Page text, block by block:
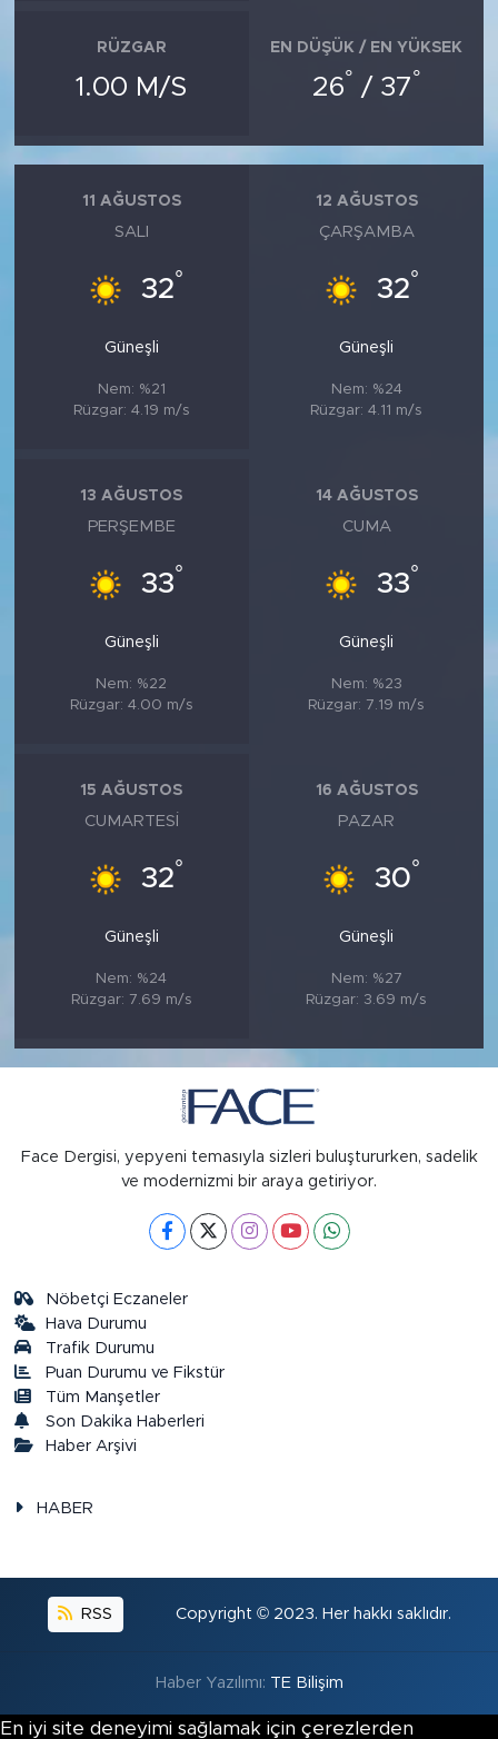
RÜZGAR
1.00 M/S
EN DÜŞÜK / EN YÜKSEK
26° / 37°
11 AĞUSTOS
SALI
32°
Güneşli
Nem: %21
Rüzgar: 4.19 m/s
12 AĞUSTOS
ÇARŞAMBA
32°
Güneşli
Nem: %24
Rüzgar: 4.11 m/s
13 AĞUSTOS
PERŞEMBE
33°
Güneşli
Nem: %22
Rüzgar: 4.00 m/s
14 AĞUSTOS
CUMA
33°
Güneşli
Nem: %23
Rüzgar: 7.19 m/s
15 AĞUSTOS
CUMARTESI
32°
Güneşli
Nem: %24
Rüzgar: 7.69 m/s
16 AĞUSTOS
PAZAR
30°
Güneşli
Nem: %27
Rüzgar: 3.69 m/s
Face Dergisi, yepyeni temasıyla sizleri buluştururken, sadelik
ve modernizmi bir araya getiriyor.
Nöbetçi Eczaneler
Hava Durumu
Trafik Durumu
Puan Durumu ve Fikstür
Tüm Manşetler
Son Dakika Haberleri
Haber Arşivi
HABER
RSS Copyright © 2023. Her hakkı saklıdır.
Haber Yazılımı: TE Bilişim
En iyi site deneyimi sağlamak için çerezlerden